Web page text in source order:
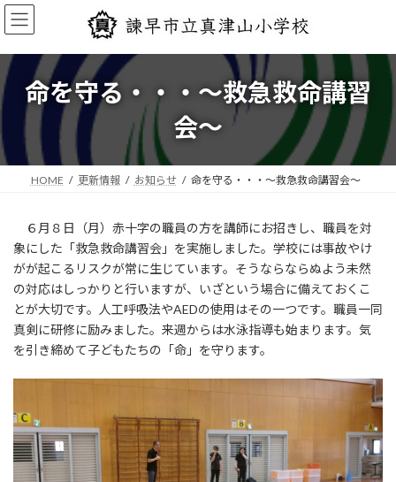
コ
ン
ン
ツ
へ
ッ
プ
ナ
ビ
ー
シ
ョ
移
動
命を守る・・・〜救急救命講習
会〜
HOME 更新情報 お知らせ 命を守る・・・〜救急救命講習会〜
６月８日（月）赤十字の職員の方を講師にお招きし、職員を対
象にした「救急救命講習会」を実施しました。学校には事故やけ
がが起こるリスクが常に生じています。そうならならぬよう未然
の対応はしっかりと行いますが、いざという場合に備えておくこ
とが大切です。人工呼吸法やAEDの使用はその一つです。職員一同
真剣に研修に励みました。来週からは水泳指導も始まります。気
を引き締めて子どもたちの「命」を守ります。